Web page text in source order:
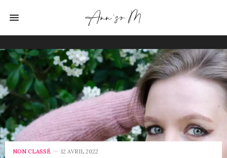
NON CLASSÉ 12 AVRIL 2022